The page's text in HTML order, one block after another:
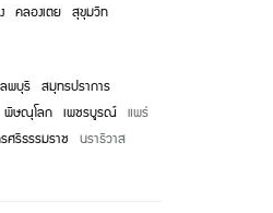
คลองเตย สุขุมวิท
ลพบุรี สมุทรปราการ
พิษณุโลก เพชรบูรณ์ แพร่
ศรีธรรมราช นราธิวาส